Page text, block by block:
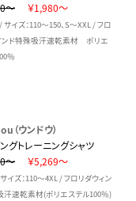
～
￥1,980～
イズ：110～150、S～XXL / フロ
ンド特殊吸汗速乾素材 ポリエ
％
（ウンドウ）
グトレーニングシャツ
～
￥5,269～
イズ：110～4XL / フロリダウィン
汗速乾素材(ポリエステル100％)